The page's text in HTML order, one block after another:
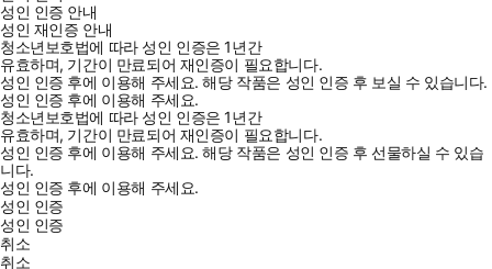
성인 인증 안내
성인 재인증 안내
청소년보호법에 따라 성인 인증은 1년간
유효하며, 기간이 만료되어 재인증이 필요합니다.
성인 인증 후에 이용해 주세요.해당 작품은 성인 인증 후 보실 수 있습니다.
성인 인증 후에 이용해 주세요.
청소년보호법에 따라 성인 인증은 1년간
유효하며, 기간이 만료되어 재인증이 필요합니다.
성인 인증 후에 이용해 주세요.해당 작품은 성인 인증 후 선물하실 수 있습
니다.
성인 인증 후에 이용해 주세요.
성인 인증
성인 인증
취소
취소